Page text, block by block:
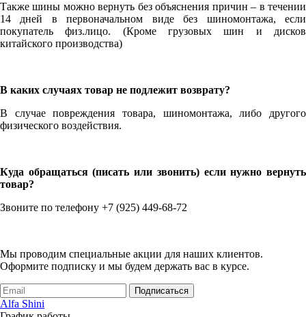
Также шины можно вернуть без объяснения причин – в течении
14 дней в первоначальном виде без шиномонтажа, если
покупатель физ.лицо. (Кроме грузовых шин и дисков
китайского производства)
В каких случаях товар не подлежит возврату?
В случае повреждения товара, шиномонтажа, либо другого
физического воздействия.
Куда обращаться (писать или звонить) если нужно вернуть
товар?
Звоните по телефону +7 (925) 449-68-72
Мы проводим специальные акции для наших клиентов.
Оформите подписку и мы будем держать вас в курсе.
Подписаться
Alfa Shini